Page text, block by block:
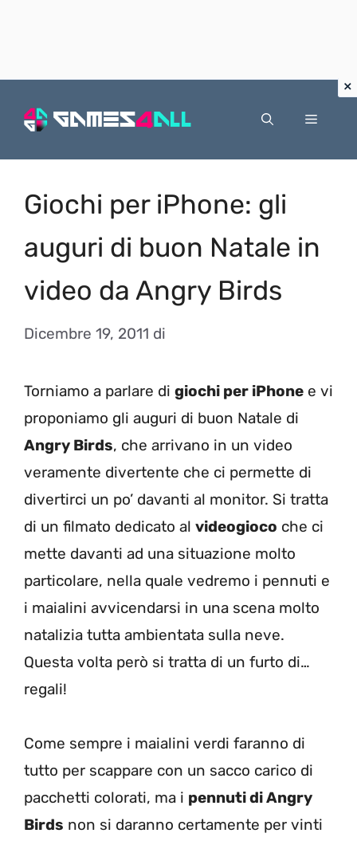
Menu
Giochi per iPhone: gli
auguri di buon Natale in
video da Angry Birds
Dicembre 19, 2011 di
Torniamo a parlare di giochi per iPhone e vi
proponiamo gli auguri di buon Natale di
Angry Birds, che arrivano in un video
veramente divertente che ci permette di
divertirci un po’ davanti al monitor. Si tratta
di un filmato dedicato al videogioco che ci
mette davanti ad una situazione molto
particolare, nella quale vedremo i pennuti e
i maialini avvicendarsi in una scena molto
natalizia tutta ambientata sulla neve.
Questa volta però si tratta di un furto di…
regali!
Come sempre i maialini verdi faranno di
tutto per scappare con un sacco carico di
pacchetti colorati, ma i pennuti di Angry
Birds non si daranno certamente per vinti